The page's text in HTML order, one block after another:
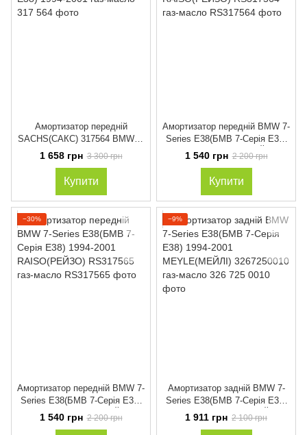
Амортизатор передній
SACHS(САКС) 317564 BMW 7-
Series E38(БМВ 7-Серія Е38)
1994-2001 газ-масло
1 658 грн 3 300 грн
Купити
Амортизатор передній BMW 7-
Series E38(БМВ 7-Серія Е38)
1994-2001 RAISO(РЕЙЗО)
RS317564 газ-масло
1 540 грн 2 200 грн
Купити
−30%
Амортизатор передній BMW 7-
Series E38(БМВ 7-Серія Е38)
1994-2001 RAISO(РЕЙЗО)
RS317565 газ-масло
1 540 грн 2 200 грн
−9%
Амортизатор задній BMW 7-
Series E38(БМВ 7-Серія Е38)
1994-2001 MEYLE(МЕЙЛІ)
3267250010 газ-масло
1 911 грн 2 100 грн